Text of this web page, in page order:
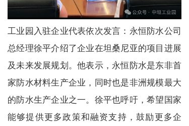
工业园入驻企业代表依次发言：永恒防水公司
总经理徐平介绍了企业在坦桑尼亚的项目进展
及未来发展规划。他表示，永恒防水是东非首
家防水材料生产企业，同时也是非洲规模最大
的防水生产企业之一。徐平也呼吁，希望国家
能够提供更多政策和融资支持，鼓励更多企